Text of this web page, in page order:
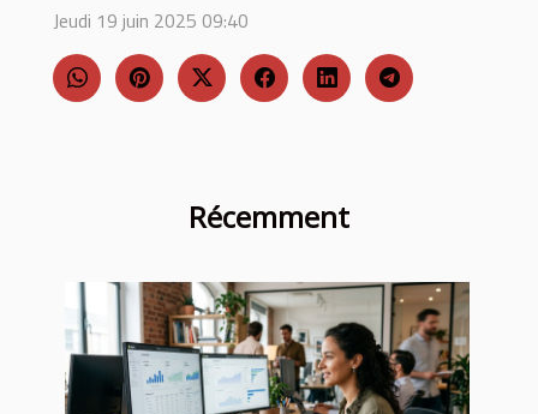
Récemment
Jeudi 19 juin 2025 09:40